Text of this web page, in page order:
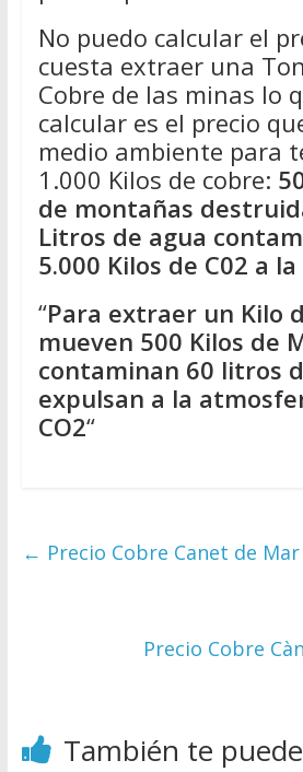
No puedo calcular el
cuesta extraer una
Cobre de las minas lo
calcular es el precio
medio ambiente para
1.000 Kilos de cobre:
de montañas
Litros de agua
5.000 Kilos de C02 a
“Para extraer un Kilo
mueven 500 Kilos de
contaminan 60 litros
expulsan a la
CO2“
← Precio Cobre Canet de Mar
Precio Cobre
También te